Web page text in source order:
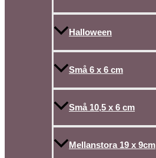
Halloween
Små 6 x 6 cm
Små 10,5 x 6 cm
Mellanstora 19 x 9cm